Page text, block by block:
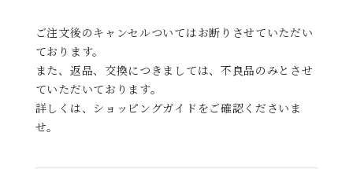
ご注文後のキャンセルついてはお断りさせていただい
ております。
また、返品、交換につきましては、不良品のみとさせ
ていただいております。
詳しくは、ショッピングガイドをご確認くださいま
せ。